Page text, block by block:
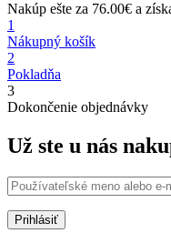
Nakúp ešte za 76.00€ a
1
Nákupný košík
2
Pokladňa
3
Dokončenie objednávky
Už ste u nás
Prihlásiť